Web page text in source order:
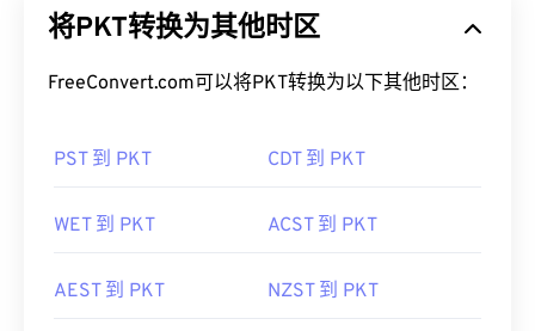
将PKT转换为其他时区
FreeConvert.com可以将PKT转换为以下其他时区：
PST 到 PKT CDT 到 PKT
WET 到 PKT ACST 到 PKT
AEST 到 PKT NZST 到 PKT